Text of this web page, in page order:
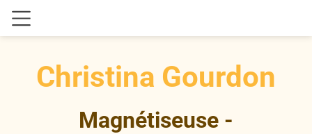
Christina Gourdon
Magnétiseuse -